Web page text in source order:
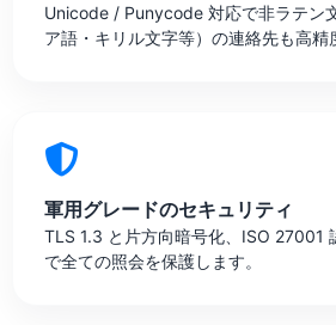
Unicode / Punycode 対応で非ラテン
ア語・キリル文字等）の連絡先も高精
軍用グレードのセキュリティ
TLS 1.3 と片方向暗号化、ISO 27001
で全ての照会を保護します。